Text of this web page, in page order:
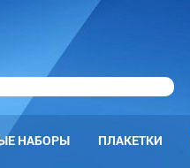
НАБОРЫ ПЛАКЕТКИ